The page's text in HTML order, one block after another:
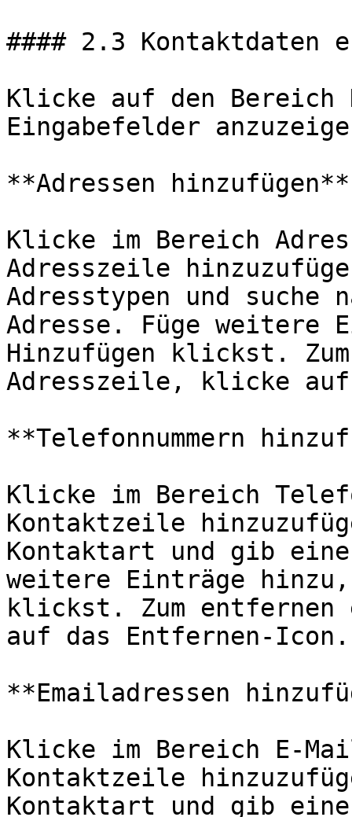
#### 2.3 Kontaktdaten
Klicke auf den Bereich
Eingabefelder
**Adressen hinzufügen**
Klicke im Bereich
Adresszeile
Adresstypen und suche
Adresse. Füge weitere
Hinzufügen klickst.
Adresszeile, klicke
**Telefonnummern
Klicke im Bereich
Kontaktzeile
Kontaktart und gib eine
weitere Einträge hinzu,
klickst. Zum
auf das Entfernen-Icon.
**Emailadressen
Klicke im Bereich E-
Kontaktzeile
Kontaktart und gib